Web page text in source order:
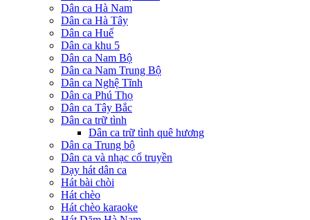
Dân ca Hà Nam
Dân ca Hà Tây
Dân ca Huế
Dân ca khu 5
Dân ca Nam Bộ
Dân ca Nam Trung Bộ
Dân ca Nghệ Tĩnh
Dân ca Phú Thọ
Dân ca Tây Bắc
Dân ca trữ tình
Dân ca trữ tình quê hương
Dân ca Trung bộ
Dân ca và nhạc cổ truyền
Dạy hát dân ca
Hát bài chòi
Hát chèo
Hát chèo karaoke